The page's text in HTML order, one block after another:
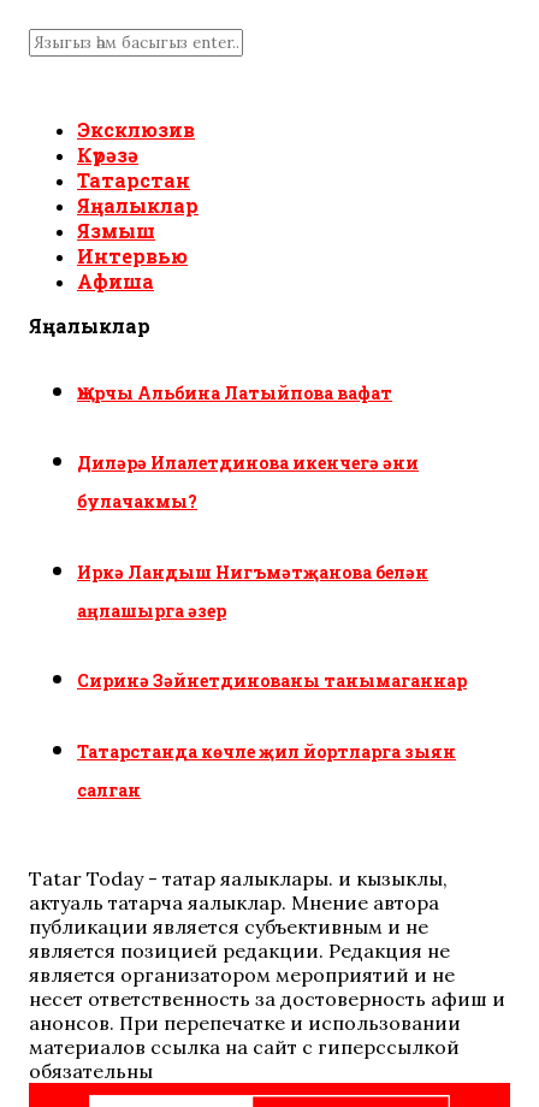
Эксклюзив
Күрәзә
Татарстан
Яңалыклар
Язмыш
Интервью
Афиша
Яңалыклар
Җырчы Альбина Латыйпова вафат
Диләрә Илалетдинова икенчегә әни
булачакмы?
Иркә Ландыш Нигъмәтҗанова белән
аңлашырга әзер
Сиринә Зәйнетдинованы танымаганнар
Татарстанда көчле җил йортларга зыян
салган
Tatar Today - татар яңалыклары. иң кызыклы,
актуаль татарча яңалыклар. Мнение автора
публикации является субъективным и не
является позицией редакции. Редакция не
является организатором мероприятий и не
несет ответственность за достоверность афиш и
анонсов. При перепечатке и использовании
материалов ссылка на сайт с гиперссылкой
обязательны